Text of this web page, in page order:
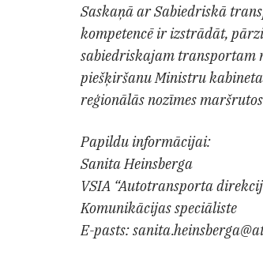
Saskaņā ar Sabiedriskā
kompetencē ir izstrādāt,
sabiedriskajam transportam
piešķiršanu Ministru
reģionālās nozīmes
Papildu informācijai:
Sanita Heinsberga
VSIA “Autotransporta
Komunikācijas speciāliste
E-pasts: